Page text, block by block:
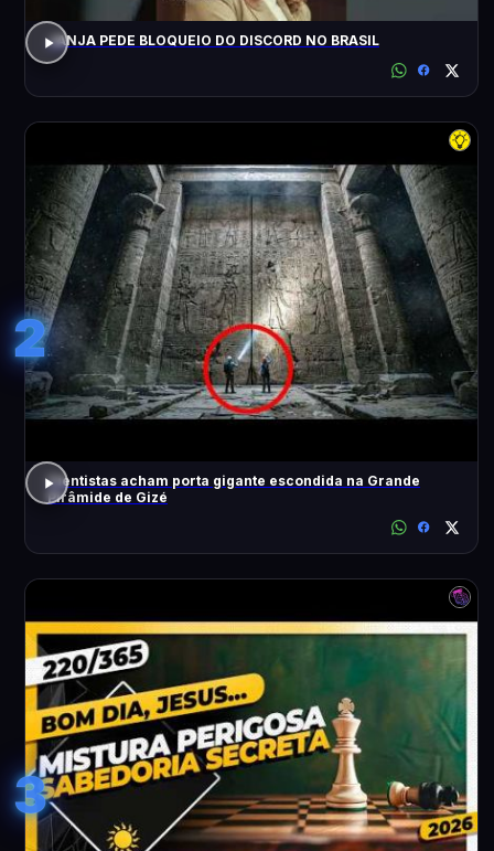
JANJA PEDE BLOQUEIO DO DISCORD NO BRASIL
2
Cientistas acham porta gigante escondida na Grande
Pirâmide de Gizé
3